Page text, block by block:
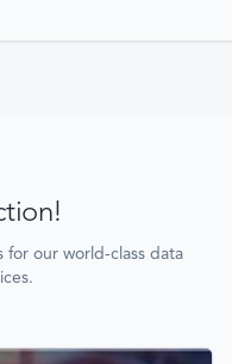
for our world-class data